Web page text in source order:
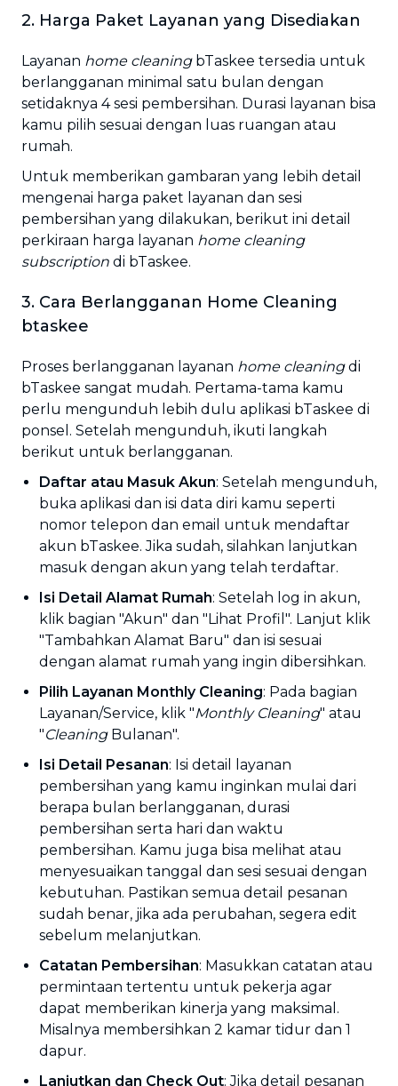
2. Harga Paket Layanan yang Disediakan
Layanan home cleaningbTaskee tersedia untuk
berlangganan minimal satu bulan dengan
setidaknya 4 sesi pembersihan. Durasi layanan bisa
kamu pilih sesuai dengan luas ruangan atau
rumah.
Untuk memberikan gambaran yang lebih detail
mengenai harga paket layanan dan sesi
pembersihan yang dilakukan, berikut ini detail
perkiraan harga layanan home cleaning
subscription di bTaskee.
3. Cara Berlangganan Home Cleaning
btaskee
Proses berlangganan layanan home cleaningdi
bTaskee sangat mudah. Pertama-tama kamu
perlu mengunduh lebih dulu aplikasi bTaskee di
ponsel. Setelah mengunduh, ikuti langkah
berikut untuk berlangganan.
Daftar atau Masuk Akun: Setelah mengunduh,
buka aplikasi dan isi data diri kamu seperti
nomor telepon dan email untuk mendaftar
akun bTaskee. Jika sudah, silahkan lanjutkan
masuk dengan akun yang telah terdaftar.
Isi Detail Alamat Rumah: Setelah log in akun,
klik bagian "Akun" dan "Lihat Profil". Lanjut klik
"Tambahkan Alamat Baru" dan isi sesuai
dengan alamat rumah yang ingin dibersihkan.
Pilih Layanan Monthly Cleaning: Pada bagian
Layanan/Service, klik "Monthly Cleaning" atau
"CleaningBulanan".
Isi Detail Pesanan: Isi detail layanan
pembersihan yang kamu inginkan mulai dari
berapa bulan berlangganan, durasi
pembersihan serta hari dan waktu
pembersihan. Kamu juga bisa melihat atau
menyesuaikan tanggal dan sesi sesuai dengan
kebutuhan. Pastikan semua detail pesanan
sudah benar, jika ada perubahan, segera edit
sebelum melanjutkan.
Catatan Pembersihan: Masukkan catatan atau
permintaan tertentu untuk pekerja agar
dapat memberikan kinerja yang maksimal.
Misalnya membersihkan 2 kamar tidur dan 1
dapur.
Lanjutkan dan Check Out: Jika detail pesanan